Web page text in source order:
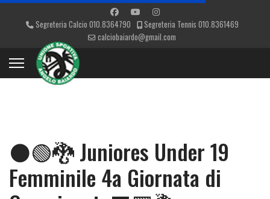
Segreteria Calcio 010.8364790
Segreteria Tennis 010.8361469
calciobaiardo@gmail.com
⚫🟢🐉 Juniores Under 19
Femminile 4a Giornata di